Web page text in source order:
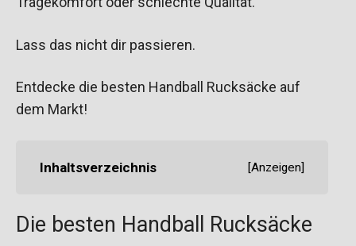
Lass das nicht dir passieren.
Entdecke die besten Handball Rucksäcke auf
dem Markt!
Inhaltsverzeichnis [Anzeigen]
Die besten Handball Rucksäcke